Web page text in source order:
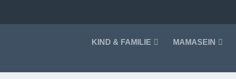
KIND & FAMILIE MAMASEIN